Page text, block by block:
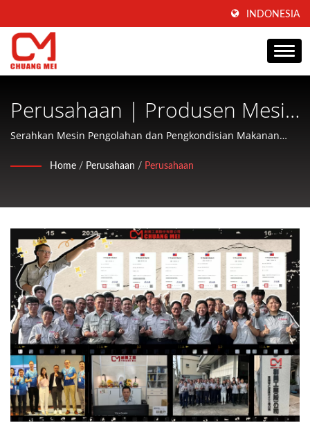
INDONESIA
Perusahaan | Produsen Mesin
Pengolahan Dan
Pengkondisian Makanan
Serahkan Mesin Pengolahan dan Pengkondisian Makanan
Home / Perusahaan / Perusahaan